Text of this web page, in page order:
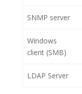
SNMP server
Windows
client (SMB)
LDAP Server